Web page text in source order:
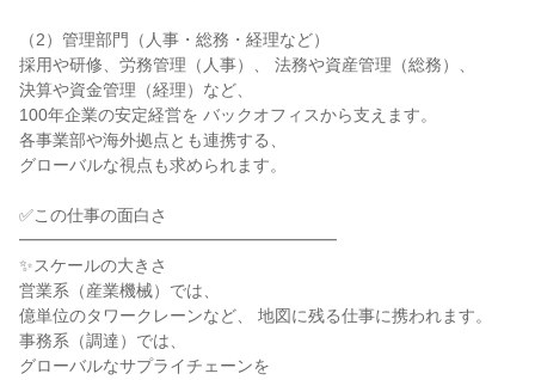
（2）管理部門（人事・総務・経理など）
採用や研修、労務管理（人事）、 法務や資産管理（総務）、
決算や資金管理（経理）など、
100年企業の安定経営を バックオフィスから支えます。
各事業部や海外拠点とも連携する、
グローバルな視点も求められます。
✅この仕事の面白さ
━━━━━━━━━━━━━━━━━━━
✨スケールの大きさ
営業系（産業機械）では、
億単位のタワークレーンなど、 地図に残る仕事に携われます。
事務系（調達）では、
グローバルなサプライチェーンを